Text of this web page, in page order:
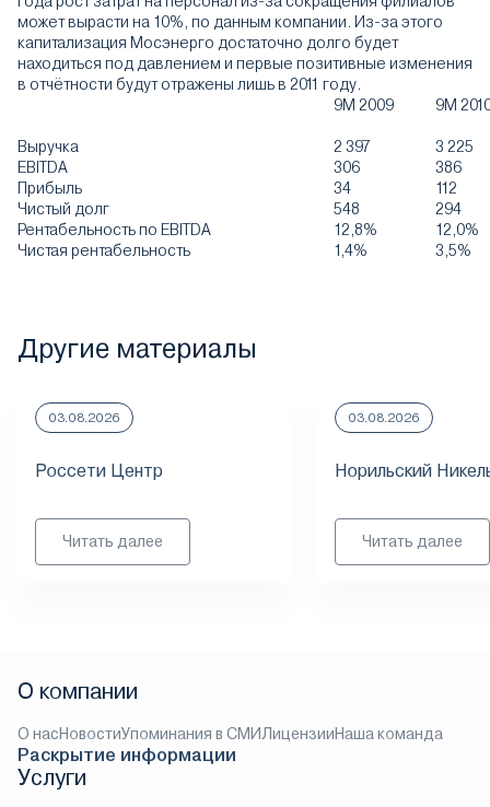
может вырасти на 10%, по данным компании. Из-за этого
капитализация Мосэнерго достаточно долго будет
находиться под давлением и первые позитивные изменения
в отчётности будут отражены лишь в 2011 году.
9М 2009
9М
Выручка 2 397
3 225
EBITDA
306
386
Прибыль
34
112
Чистый долг
548
294
Рентабельность по EBITDA
12,8%
12,0%
Чистая рентабельность
1,4% 3,5%
Другие материалы
03.08.2026
Россети Центр
Читать далее
03.08.2026
Норильский
Читать далее
О компании
О насНовостиУпоминания в СМИЛицензииНаша команда
Раскрытие информации
Услуги